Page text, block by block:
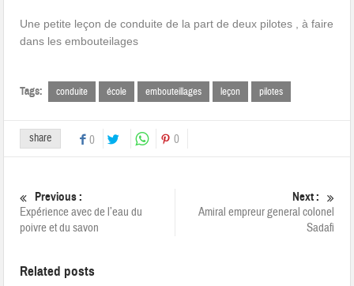
Une petite leçon de conduite de la part de deux pilotes , à faire
dans les embouteilages
Tags: conduite école embouteillages leçon pilotes
share 0 0
Previous :
Expérience avec de l’eau du
poivre et du savon
Next :
Amiral empreur general colonel
Sadafi
Related posts